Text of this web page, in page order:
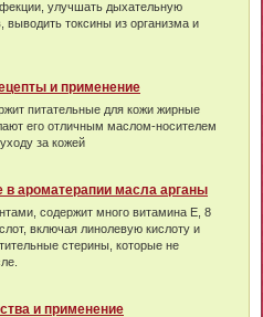
улучшать дыхательную
токсины из организма и
и применение
питательные для кожи жирные
его отличным маслом-носителем
за кожей
в ароматерапии масла арганы
содержит много витамина Е, 8
включая линолевую кислоту и
стерины, которые не
и применение